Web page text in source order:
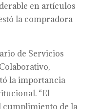
en artículos
la compradora
de Servicios
la importancia
“El
cumplimiento de la